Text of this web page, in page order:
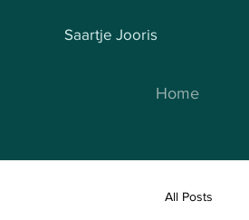
Saartje Jooris
Home
All Posts